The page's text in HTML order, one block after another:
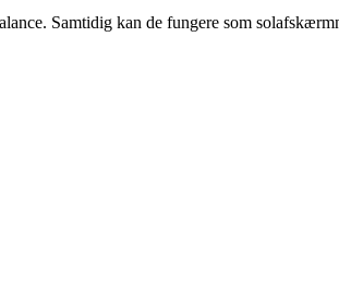
Samtidig kan de fungere som